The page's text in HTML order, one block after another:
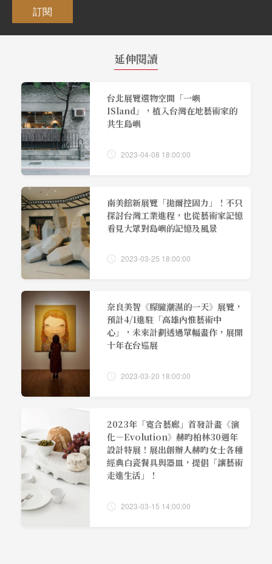
訂閱
延伸閱讀
台北展覽選物空間「一嶼
ISland」，植入台灣在地藝術家的
共生島嶼
2023-04-08 18:00:00
南美館新展覽「拋爾控固力」！不只
探討台灣工業進程，也從藝術家記憶
看見大眾對島嶼的記憶及風景
2023-03-25 18:00:00
奈良美智《朦朧潮濕的一天》展覽，
預計4/1進駐「高雄內惟藝術中
心」，未來計劃透過單幅畫作，展開
十年在台巡展
2023-03-20 18:00:00
2023年「寬合藝廊」首發計畫《演
化－Evolution》赫昀柏林30週年
設計特展！展出創辦人赫昀女士各種
經典白瓷餐具與器皿，提倡「讓藝術
走進生活」！
2023-03-15 14:00:00